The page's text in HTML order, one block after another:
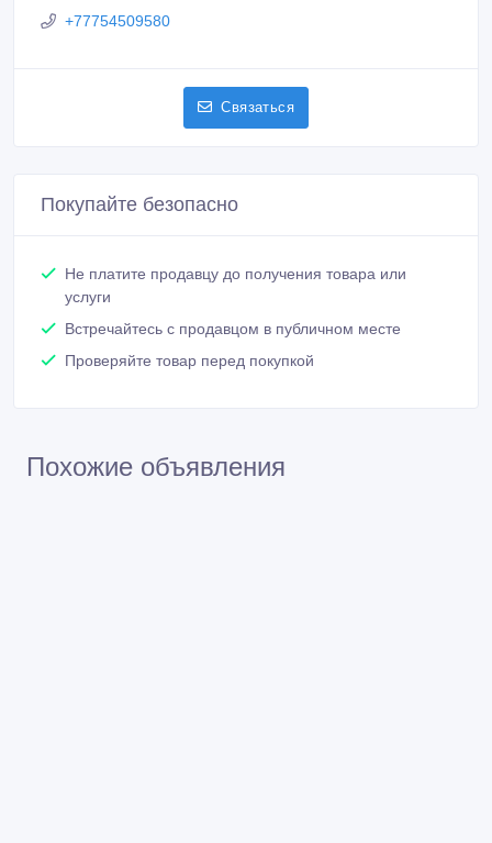
+77754509580
Связаться
Покупайте безопасно
Не платите продавцу до получения товара или
услуги
Встречайтесь с продавцом в публичном месте
Проверяйте товар перед покупкой
Похожие объявления